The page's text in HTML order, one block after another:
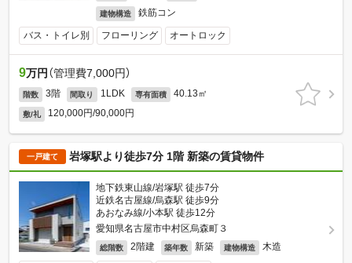
建物構造 鉄筋コン
バス・トイレ別 フローリング オートロック
9万円 （管理費7,000円）
階数 3階 間取り 1LDK 専有面積 40.13㎡
敷/礼 120,000円/90,000円
一戸建て 岩塚駅より徒歩7分 1階 新築の賃貸物件
地下鉄東山線/岩塚駅 徒歩7分
近鉄名古屋線/烏森駅 徒歩9分
あおなみ線/小本駅 徒歩12分
愛知県名古屋市中村区烏森町３
総階数 2階建 築年数 新築 建物構造 木造